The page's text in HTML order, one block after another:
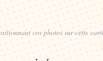
vos photos sur cette